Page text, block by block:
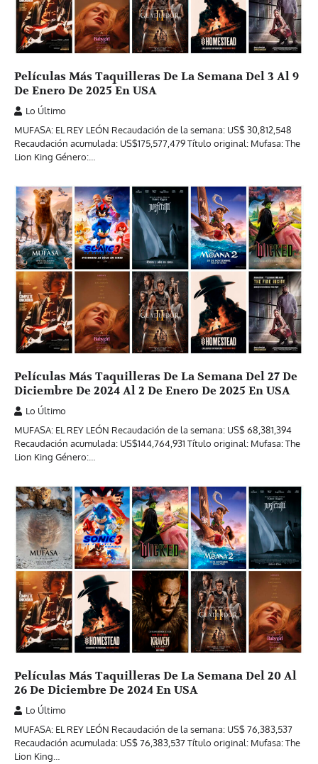
Películas Más Taquilleras De La Semana Del 3 Al 9
De Enero De 2025 En USA
Lo Último
MUFASA: EL REY LEÓN Recaudación de la semana: US$ 30,812,548
Recaudación acumulada: US$175,577,479 Título original: Mufasa: The
Lion King Género:…
Películas Más Taquilleras De La Semana Del 27 De
Diciembre De 2024 Al 2 De Enero De 2025 En USA
Lo Último
MUFASA: EL REY LEÓN Recaudación de la semana: US$ 68,381,394
Recaudación acumulada: US$144,764,931 Título original: Mufasa: The
Lion King Género:…
Películas Más Taquilleras De La Semana Del 20 Al
26 De Diciembre De 2024 En USA
Lo Último
MUFASA: EL REY LEÓN Recaudación de la semana: US$ 76,383,537
Recaudación acumulada: US$ 76,383,537 Título original: Mufasa: The
Lion King…